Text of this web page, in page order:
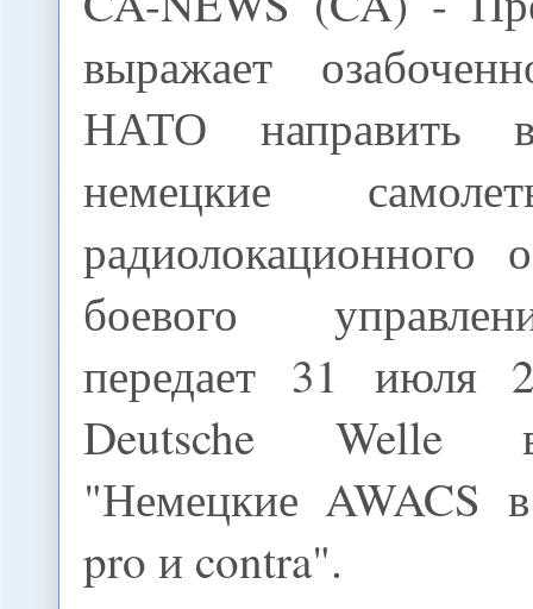
выражает
НАТО направить
немецкие
радиолокационного
боевого
передает 31 июля
Deutsche Welle
"Немецкие AWACS
pro и contra".